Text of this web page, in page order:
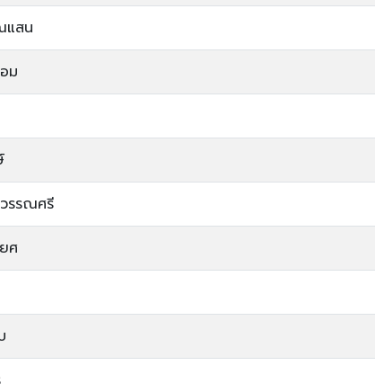
แสน
ม
รรณศรี
ศ